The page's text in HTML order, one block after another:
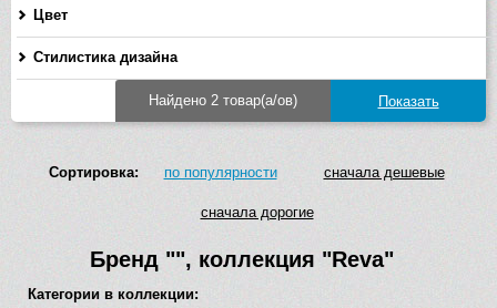
Цвет
Стилистика дизайна
Найдено 2 товар(а/ов)
Сортировка: по популярности сначала дешевые
сначала дорогие
Бренд "", коллекция "Reva"
Категории в коллекции: